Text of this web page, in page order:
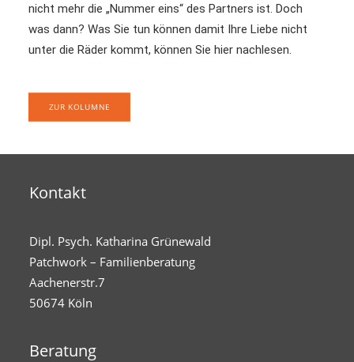
nicht mehr die „Nummer eins“ des Partners ist. Doch
was dann? Was Sie tun können damit Ihre Liebe nicht
unter die Räder kommt, können Sie hier nachlesen.
ZUR KOLUMNE
Kontakt
Dipl. Psych. Katharina Grünewald
Patchwork – Familienberatung
Aachenerstr.7
50674 Köln
Beratung